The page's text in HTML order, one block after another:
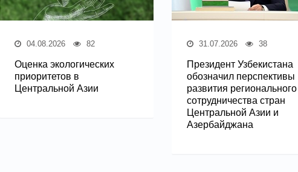
04.08.2026 82
Оценка экологических
приоритетов в
Центральной Азии
31.07.2026 38
Президент Узбекистана
обозначил перспективы
развития регионального
сотрудничества стран
Центральной Азии и
Азербайджана